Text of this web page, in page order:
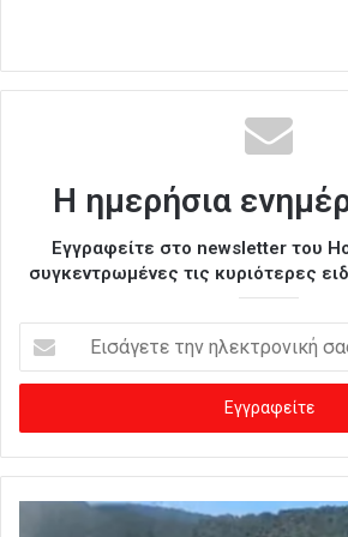
Η ημερήσια
Εγγραφείτε στο newsletter του
συγκεντρωμένες τις κυριότερες
σ
γ
ε